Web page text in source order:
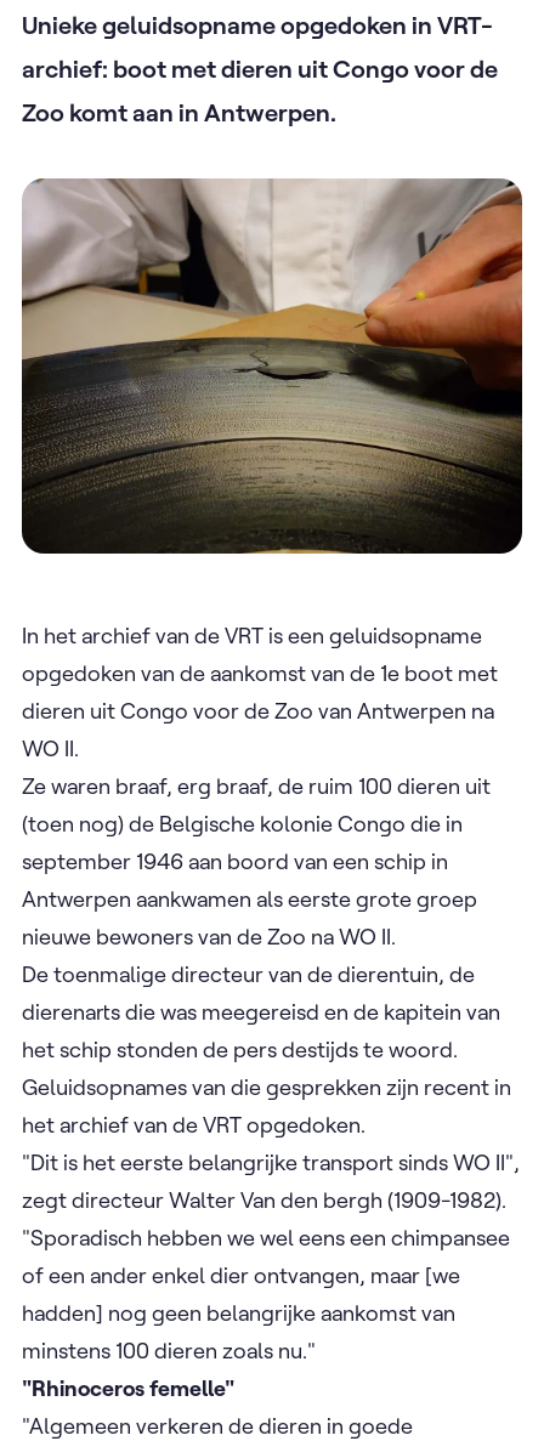
Unieke geluidsopname opgedoken in VRT-
archief: boot met dieren uit Congo voor de
Zoo komt aan in Antwerpen.
In het archief van de VRT is een geluidsopname
opgedoken van de aankomst van de 1e boot met
dieren uit Congo voor de Zoo van Antwerpen na
WO II.
Ze waren braaf, erg braaf, de ruim 100 dieren uit
(toen nog) de Belgische kolonie Congo die in
september 1946 aan boord van een schip in
Antwerpen aankwamen als eerste grote groep
nieuwe bewoners van de Zoo na WO II.
De toenmalige directeur van de dierentuin, de
dierenarts die was meegereisd en de kapitein van
het schip stonden de pers destijds te woord.
Geluidsopnames van die gesprekken zijn recent in
het archief van de VRT opgedoken.
"Dit is het eerste belangrijke transport sinds WO II",
zegt directeur Walter Van den bergh (1909-1982).
"Sporadisch hebben we wel eens een chimpansee
of een ander enkel dier ontvangen, maar [we
hadden] nog geen belangrijke aankomst van
minstens 100 dieren zoals nu."
"Rhinoceros femelle"
"Algemeen verkeren de dieren in goede